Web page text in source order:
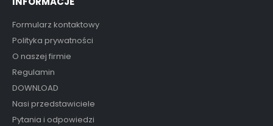
Formularz kontaktowy
Polityka prywatności
O naszej firmie
Regulamin
DOWNLOAD
Nasi przedstawiciele
Pytania i odpowiedzi